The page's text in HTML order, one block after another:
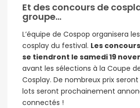
Et des concours de
groupe…
L’équipe de Cospop organisera
cosplay du festival. Les
se tiendront le samedi 19
avant les sélections à la Coupe
Cosplay. De nombreux prix seront
lots seront prochainement
connectés !